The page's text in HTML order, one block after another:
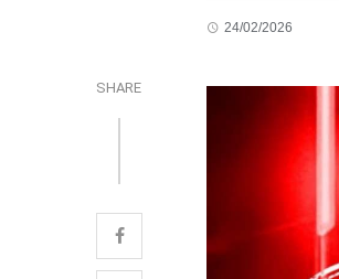
24/02/2026
SHARE